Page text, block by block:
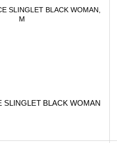
SLINGLET BLACK WOMAN